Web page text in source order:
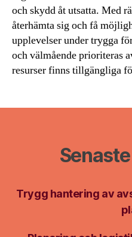
och skydd åt utsatta. Med
återhämta sig och få
upplevelser under trygga
och välmående prioriteras
resurser finns tillgängliga
Trygg hantering av